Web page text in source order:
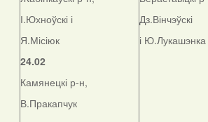
І.Юхноўскі і
Я.Місіюк
24.02
Камянецкі р-н,
В.Пракапчук
Дз.Вінчэўскі
і Ю.Лукашэнка